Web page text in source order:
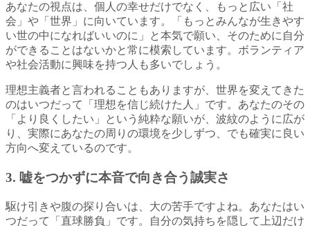
あなたの視点は、個人の幸せだけでなく、もっと広い「社
会」や「世界」に向いています。「もっとみんなが生きやす
い世の中になればいいのに」と本気で願い、そのために自分
ができることはないかと常に模索しています。ボランティア
や社会活動に興味を持つ人も多いでしょう。
理想主義者と言われることもありますが、世界を変えてきた
のはいつだって「理想を信じ続けた人」です。あなたのその
「より良くしたい」という純粋な願いが、波紋のように広が
り、実際にあなたの周りの環境を少しずつ、でも確実に良い
方向へ変えているのです。
3. 嘘をつかずに本音で向き合う誠実さ
駆け引きや腹の探り合いは、大の苦手ですよね。あなたはい
つだって「直球勝負」です。自分の気持ちを隠して上辺だけ